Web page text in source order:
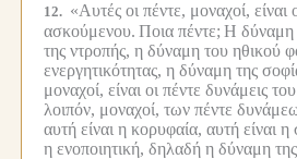
12. «Αυτές οι πέντε, μοναχοί, είναι
ασκούμενου. Ποια πέντε; Η δύναμη
της ντροπής, η δύναμη του ηθικού
ενεργητικότητας, η δύναμη της
μοναχοί, είναι οι πέντε δυνάμεις
λοιπόν, μοναχοί, των πέντε
αυτή είναι η κορυφαία, αυτή είναι η
η ενοποιητική, δηλαδή η δύναμη